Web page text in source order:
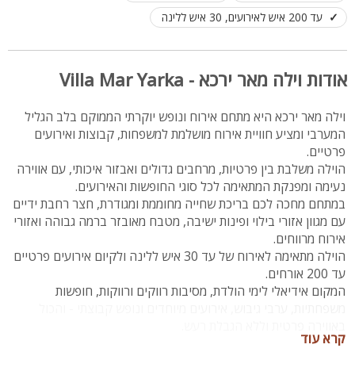
עד 200 איש לאירועים, 30 איש ללינה
אודות וילה מאר ירכא - Villa Mar Yarka
וילה מאר ירכא היא מתחם אירוח ונופש יוקרתי הממוקם בלב הגליל
המערבי ומציע חוויית אירוח מושלמת למשפחות, קבוצות ואירועים
פרטיים.
הוילה משלבת בין פרטיות, מרחבים גדולים ואבזור איכותי, עם אווירה
נעימה ומפנקת המתאימה לכל סוגי החופשות והאירועים.
במתחם מחכה לכם בריכת שחייה מחוממת ומגודרת, חצר רחבת ידיים
עם מגוון אזורי בילוי ופינות ישיבה, מטבח מאובזר ברמה גבוהה ואזורי
אירוח מרווחים.
הוילה מתאימה לאירוח של עד 30 איש ללינה ולקיום אירועים פרטיים
עד 200 אורחים.
המקום אידיאלי לימי הולדת, מסיבות רווקים ורווקות, חופשות
קרא עוד